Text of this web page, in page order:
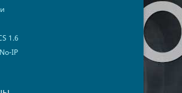
1.6
IP